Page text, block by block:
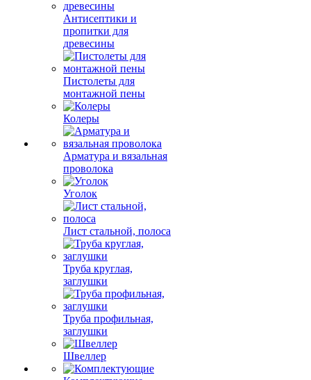
Антисептики и
пропитки для
древесины
Пистолеты для
монтажной пены
Колеры
Арматура и вязальная
проволока
Уголок
Лист стальной, полоса
Труба круглая,
заглушки
Труба профильная,
заглушки
Швеллер